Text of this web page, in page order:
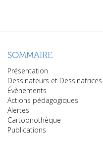
SOMMAIRE
Présentation
Dessinateurs et Dessinatrices
Évènements
Actions pédagogiques
Alertes
Cartoonothèque
Publications